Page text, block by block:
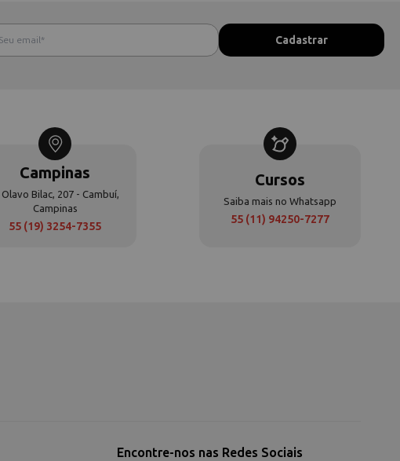
Campinas
Olavo Bilac, 207 - Cambuí,
Campinas
55 (19) 3254-7355
Cursos
Saiba mais no Whatsapp
55 (11) 94250-7277
Encontre-nos nas Redes Sociais